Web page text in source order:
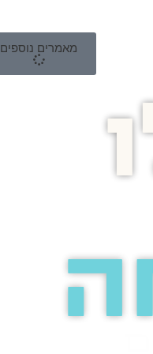
מאמרים נוספים